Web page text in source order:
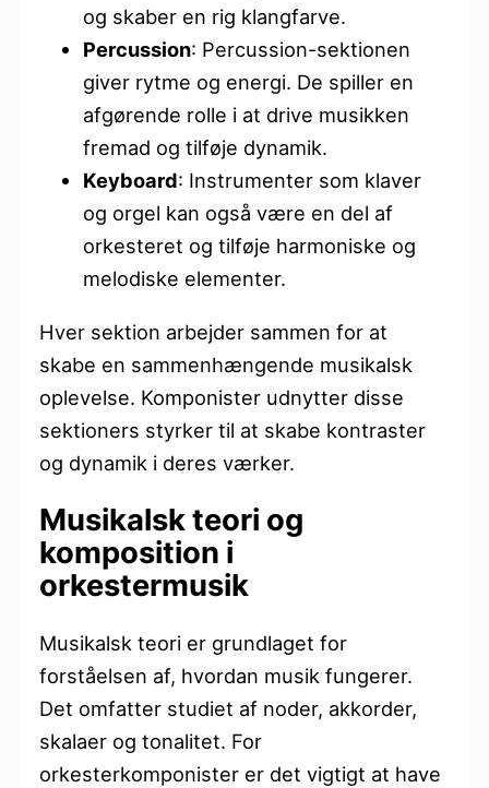
og skaber en rig klangfarve.
Percussion: Percussion-sektionen
giver rytme og energi. De spiller en
afgørende rolle i at drive musikken
fremad og tilføje dynamik.
Keyboard: Instrumenter som klaver
og orgel kan også være en del af
orkesteret og tilføje harmoniske og
melodiske elementer.
Hver sektion arbejder sammen for at
skabe en sammenhængende musikalsk
oplevelse. Komponister udnytter disse
sektioners styrker til at skabe kontraster
og dynamik i deres værker.
Musikalsk teori og
komposition i
orkestermusik
Musikalsk teori er grundlaget for
forståelsen af, hvordan musik fungerer.
Det omfatter studiet af noder, akkorder,
skalaer og tonalitet. For
orkesterkomponister er det vigtigt at have